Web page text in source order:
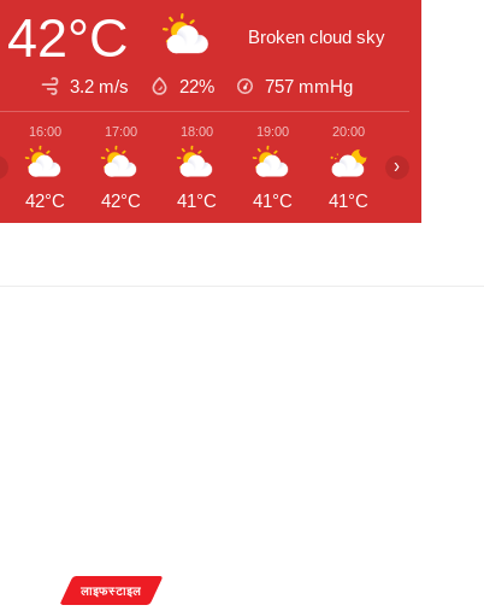
42°C Broken cloud sky
3.2 m/s 22% 757 mmHg
16:00
42°C
17:00
42°C
18:00
41°C
19:00
41°C
20:00
41°C
›
लाइफस्टाइल